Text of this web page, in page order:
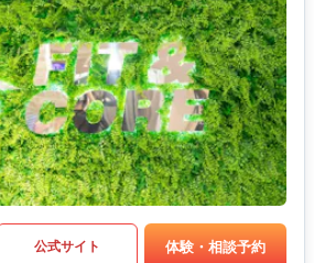
公式サイト 体験・相談予約